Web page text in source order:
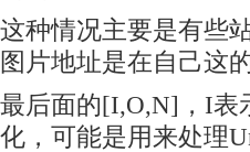
这种情况主要是有些
图片地址是在自己这的
最后面的[I,O,N]，I表
化，可能是用来处理